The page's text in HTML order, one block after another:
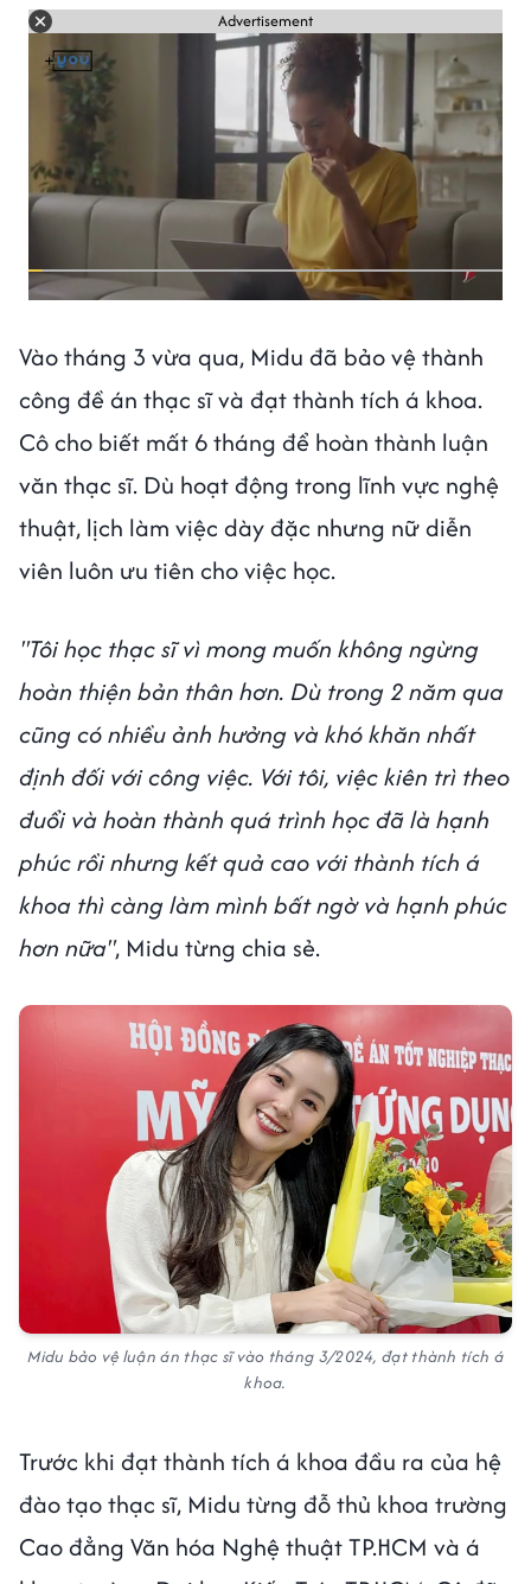
Advertisement
Vào tháng 3 vừa qua, Midu đã bảo vệ thành
công đề án thạc sĩ và đạt thành tích á khoa.
Cô cho biết mất 6 tháng để hoàn thành luận
văn thạc sĩ. Dù hoạt động trong lĩnh vực nghệ
thuật, lịch làm việc dày đặc nhưng nữ diễn
viên luôn ưu tiên cho việc học.
"Tôi học thạc sĩ vì mong muốn không ngừng
hoàn thiện bản thân hơn. Dù trong 2 năm qua
cũng có nhiều ảnh hưởng và khó khăn nhất
định đối với công việc. Với tôi, việc kiên trì theo
đuổi và hoàn thành quá trình học đã là hạnh
phúc rồi nhưng kết quả cao với thành tích á
khoa thì càng làm mình bất ngờ và hạnh phúc
hơn nữa", Midu từng chia sẻ.
Midu bảo vệ luận án thạc sĩ vào tháng 3/2024, đạt thành tích á
khoa.
Trước khi đạt thành tích á khoa đầu ra của hệ
đào tạo thạc sĩ, Midu từng đỗ thủ khoa trường
Cao đẳng Văn hóa Nghệ thuật TP.HCM và á